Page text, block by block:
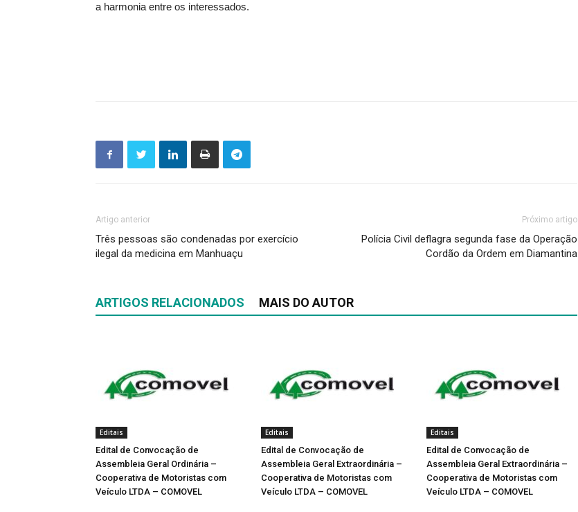
a harmonia entre os interessados.
Artigo anterior
Três pessoas são condenadas por exercício
ilegal da medicina em Manhuaçu
Próximo artigo
Polícia Civil deflagra segunda fase da Operação
Cordão da Ordem em Diamantina
ARTIGOS RELACIONADOS MAIS DO AUTOR
Editais
Edital de Convocação de
Assembleia Geral Ordinária –
Cooperativa de Motoristas com
Veículo LTDA – COMOVEL
Editais
Edital de Convocação de
Assembleia Geral Extraordinária –
Cooperativa de Motoristas com
Veículo LTDA – COMOVEL
Editais
Edital de Convocação de
Assembleia Geral Extraordinária –
Cooperativa de Motoristas com
Veículo LTDA – COMOVEL